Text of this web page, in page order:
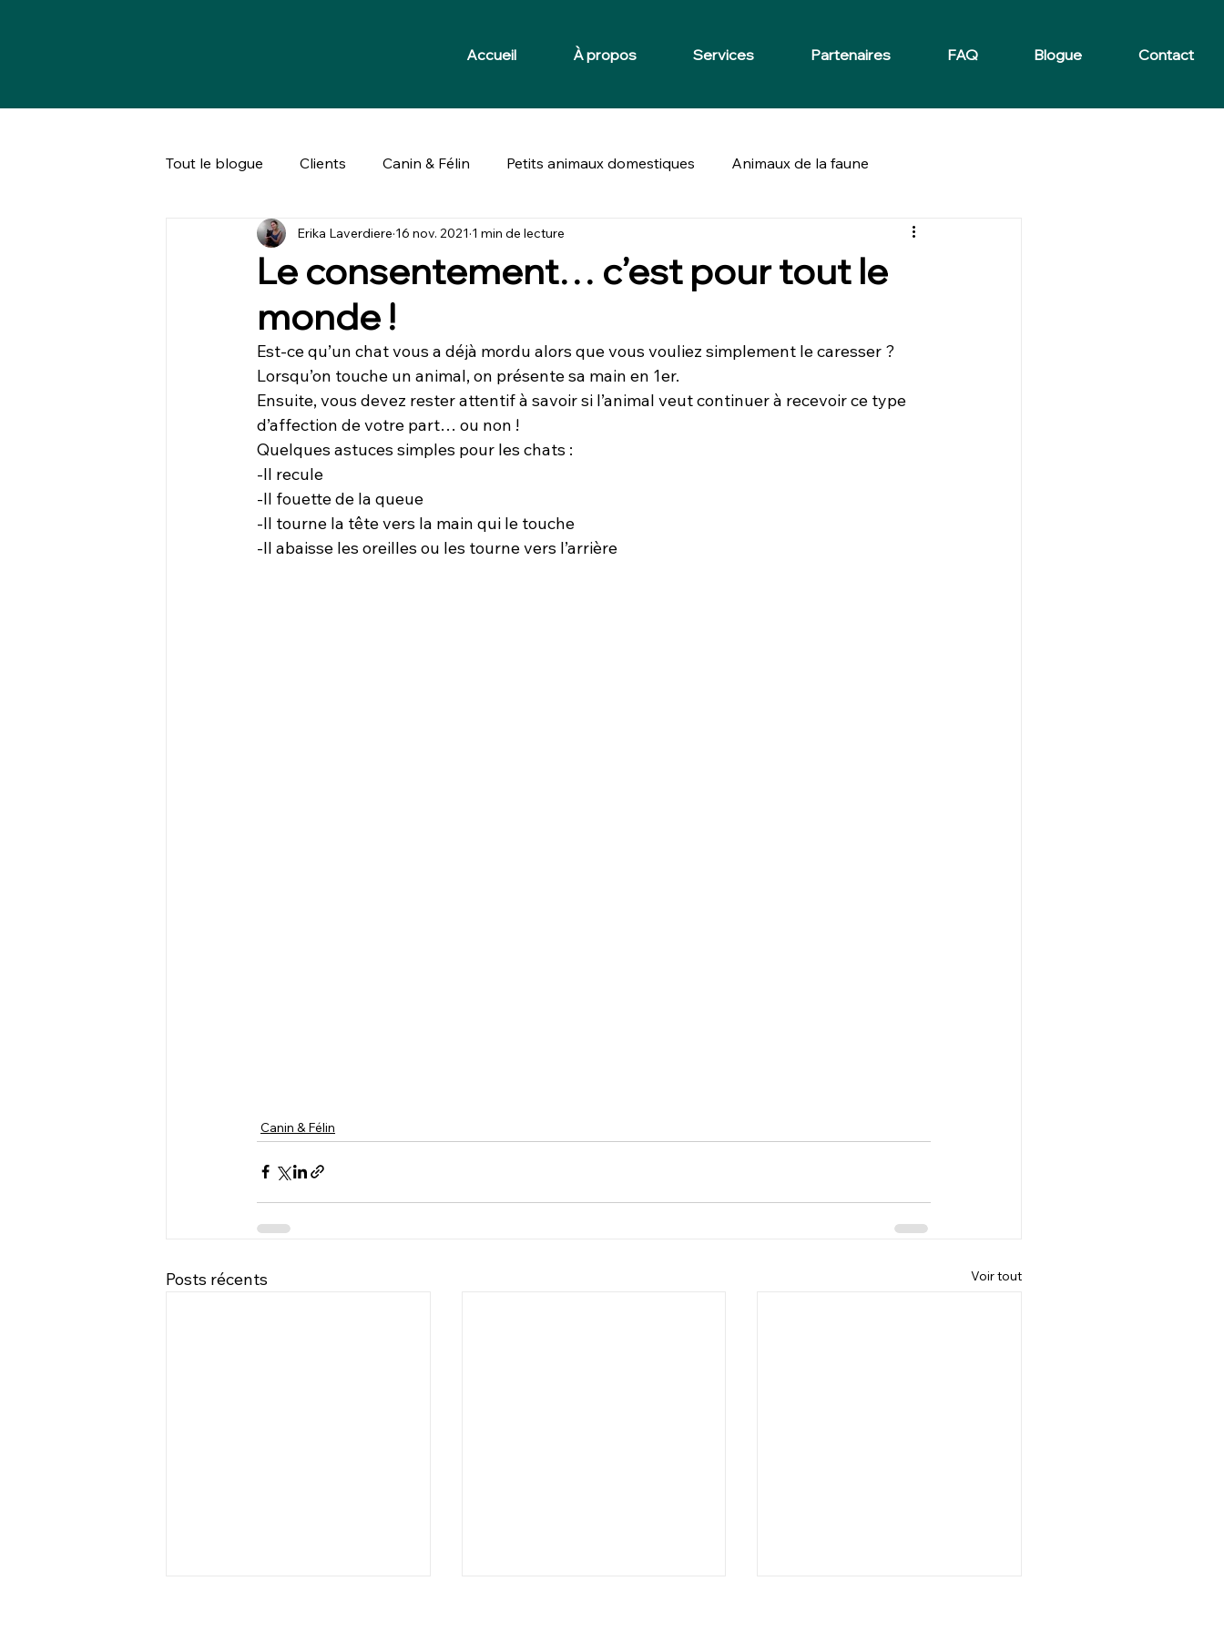
Accueil À propos Services Partenaires FAQ Blogue Contact
Tout le blogue Clients Canin & Félin Petits animaux domestiques Animaux de la faune
Bien-être animal & société
Le consentement… c’est pour tout le
monde !
Erika Laverdiere 16 nov. 2021 1 min de lecture
Est-ce qu’un chat vous a déjà mordu alors que vous vouliez simplement le caresser ?
Lorsqu’on touche un animal, on présente sa main en 1er.
Ensuite, vous devez rester attentif à savoir si l’animal veut continuer à recevoir ce type
d’affection de votre part… ou non !
Quelques astuces simples pour les chats :
-Il recule
-Il fouette de la queue
-Il tourne la tête vers la main qui le touche
-Il abaisse les oreilles ou les tourne vers l’arrière
Canin & Félin
Posts récents Voir tout